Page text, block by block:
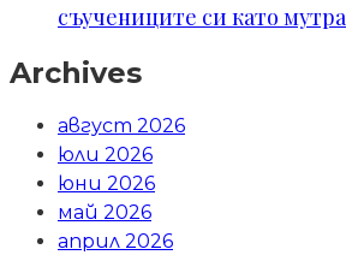
съучениците си като мутра
Archives
август 2026
юли 2026
юни 2026
май 2026
април 2026